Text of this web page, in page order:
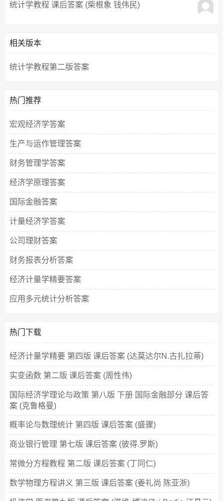
统计学教程 课后答案 (柴根象 钱伟民)
相关版本
统计学教程第二版答案
热门推荐
宏观经济学答案
生产与运作管理答案
财务管理学答案
经济学原理答案
国际金融答案
计量经济学答案
公司理财答案
财务报表分析答案
经济计量学精要答案
应用多元统计分析答案
热门下载
经济计量学精要 第四版 课后答案 (达莫达尔N.古扎拉蒂)
实变函数 第二版 课后答案 (周性伟)
国际经济学理论与政策 第八版 下册 国际金融部分 课后答
案 (克鲁格曼)
概率论与数理统计 第四版 课后答案 (盛骤)
商业银行管理 第七版 课后答案 (彼得.罗斯)
常微分方程教程 第二版 课后答案 (丁同仁)
数学物理方程讲义 第三版 课后答案 (姜礼尚 陈亚浙)